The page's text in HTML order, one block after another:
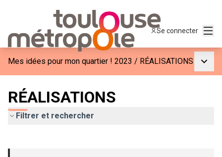
Se connecter
Mes idées pour mon quartier ! 2023 / RÉALISATIONS
RÉALISATIONS
Filtrer et rechercher